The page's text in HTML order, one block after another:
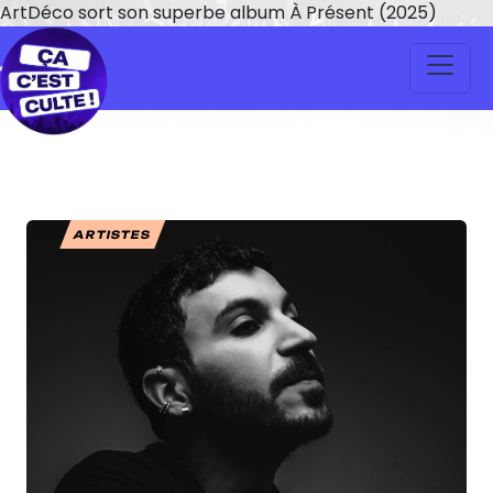
ArtDéco sort son superbe album À Présent (2025)
ARTISTES